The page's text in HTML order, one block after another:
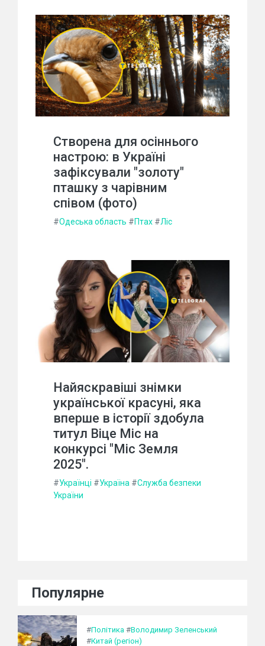
Створена для осіннього
настрою: в Україні
зафіксували "золоту"
пташку з чарівним
співом (фото)
#Одеська область #Птах #Ліс
Найяскравіші знімки
української красуні, яка
вперше в історії здобула
титул Віце Міс на
конкурсі "Міс Земля
2025".
#Українці #Україна #Служба безпеки
України
Популярне
#Політика #Володимир Зеленський
#Китай (регіон)